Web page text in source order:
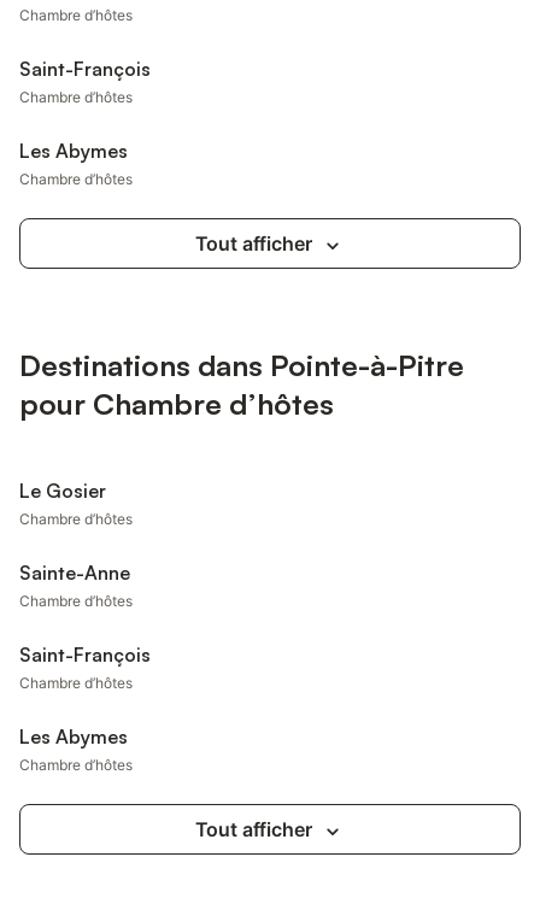
Chambre d’hôtes
Saint-François
Chambre d’hôtes
Les Abymes
Chambre d’hôtes
Tout afficher
Destinations dans Pointe-à-Pitre
pour Chambre d’hôtes
Le Gosier
Chambre d’hôtes
Sainte-Anne
Chambre d’hôtes
Saint-François
Chambre d’hôtes
Les Abymes
Chambre d’hôtes
Tout afficher